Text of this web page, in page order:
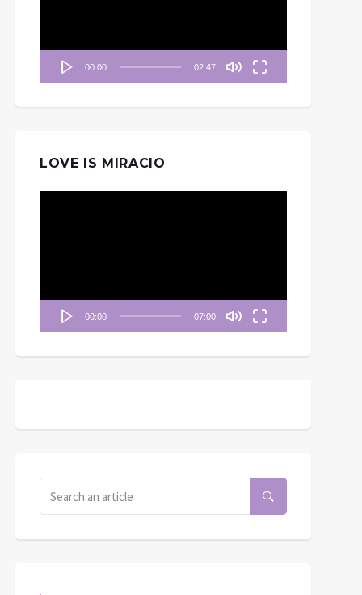
00:00 02:47
LOVE IS MIRACIO
00:00 07:00